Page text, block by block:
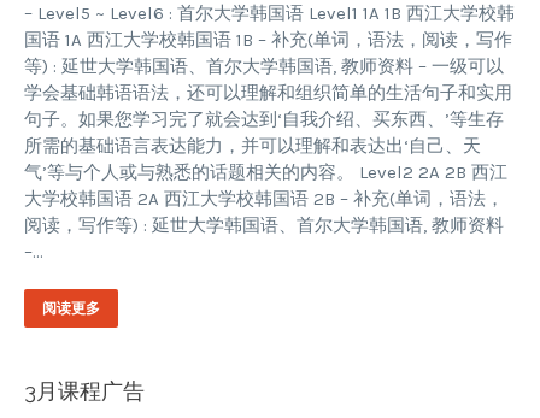
– Level5 ~ Level6 : 首尔大学韩国语 Level1 1A 1B 西江大学校韩
国语 1A 西江大学校韩国语 1B – 补充(单词，语法，阅读，写作
等) : 延世大学韩国语、首尔大学韩国语, 教师资料 – 一级可以
学会基础韩语语法，还可以理解和组织简单的生活句子和实用
句子。如果您学习完了就会达到‘自我介绍、买东西、’等生存
所需的基础语言表达能力，并可以理解和表达出‘自己、天
气’等与个人或与熟悉的话题相关的内容。 Level2 2A 2B 西江
大学校韩国语 2A 西江大学校韩国语 2B – 补充(单词，语法，
阅读，写作等) : 延世大学韩国语、首尔大学韩国语, 教师资料
–…
阅读更多
3月课程广告